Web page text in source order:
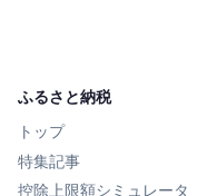
ふるさと納税
トップ
特集記事
控除上限額シミュレータ